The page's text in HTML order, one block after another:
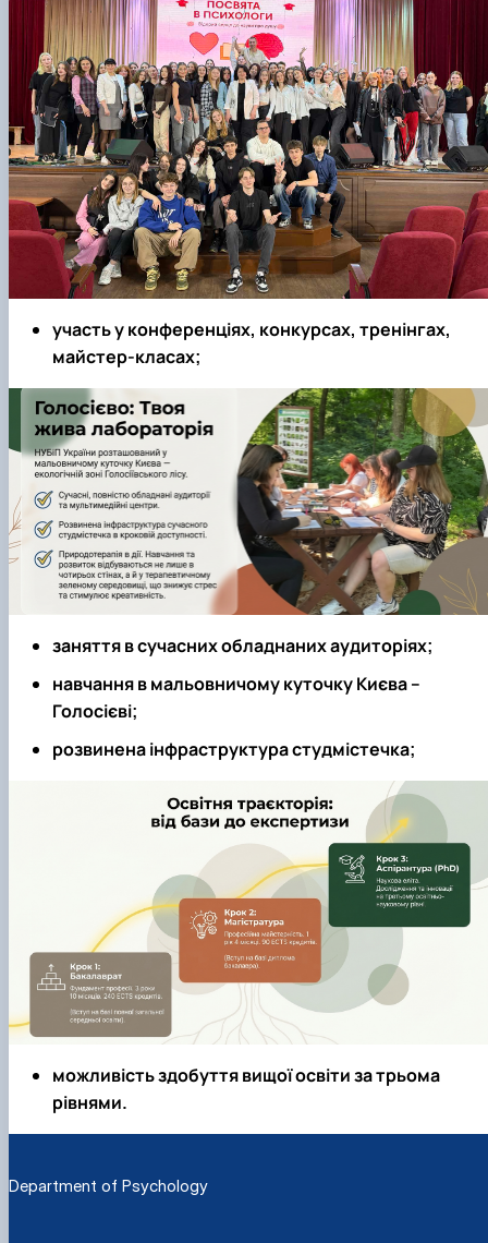
участь у конференціях, конкурсах, тренінгах,
майстер-класах;
заняття в сучасних обладнаних аудиторіях;
навчання в мальовничому куточку Києва –
Голосієві;
розвинена інфраструктура студмістечка;
можливість здобуття вищої освіти за трьома
рівнями.
Department of Psychology